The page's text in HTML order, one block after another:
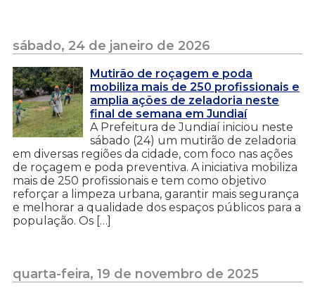
sábado, 24 de janeiro de 2026
Mutirão de roçagem e poda
mobiliza mais de 250 profissionais e
amplia ações de zeladoria neste
final de semana em Jundiaí
A Prefeitura de Jundiaí iniciou neste
sábado (24) um mutirão de zeladoria
em diversas regiões da cidade, com foco nas ações
de roçagem e poda preventiva. A iniciativa mobiliza
mais de 250 profissionais e tem como objetivo
reforçar a limpeza urbana, garantir mais segurança
e melhorar a qualidade dos espaços públicos para a
população. Os […]
quarta-feira, 19 de novembro de 2025